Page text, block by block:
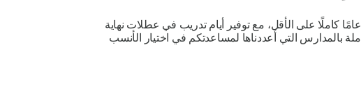
معظم دورات تدريب معلمي اليوغا في سان دييغو (22400) عامًا كاملًا على الأقل، مع توفير أيام تدريب في عطلات نهاية
بالمدارس التي أعددناها لمساعدتكم في اختيار الأنسب